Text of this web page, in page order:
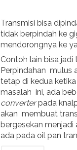
Transmisi bisa
tidak berpindah ke
mendorongnya ke
Contoh lain bisa jadi
Perpindahan mulus
tetap di kedua
masalah ini, ada
converterpada
akan membuat
bergesekan
ada pada oil pan